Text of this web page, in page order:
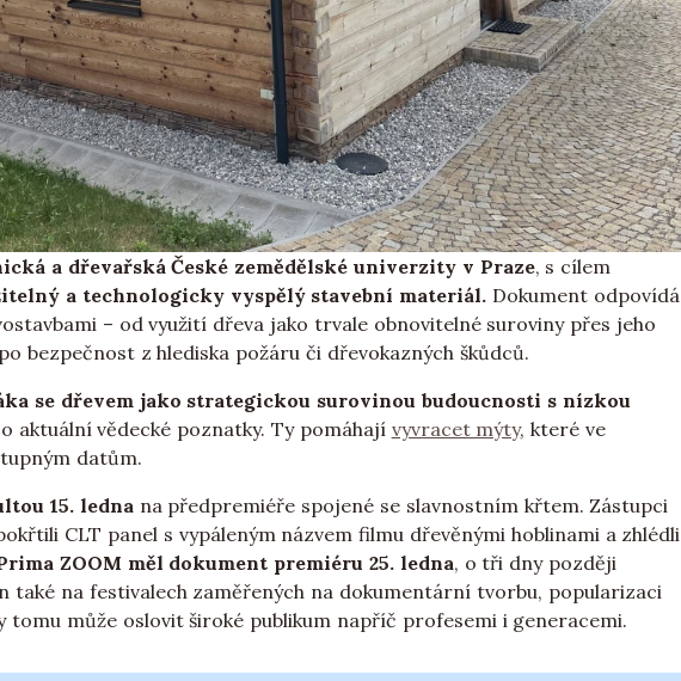
a dřevařská České zemědělské univerzity v Praze, s cílem
a technologicky vyspělý stavební materiál. Dokument odpovídá
– od využití dřeva jako trvale obnovitelné suroviny přes jeho
bezpečnost z hlediska požáru či dřevokazných škůdců.
se dřevem jako strategickou surovinou budoucnosti s nízkou
aktuální vědecké poznatky. Ty pomáhají vyvracet mýty, které ve
datům.
15. lednana předpremiéře spojené se slavnostním křtem. Zástupci
CLT panel s vypáleným názvem filmu dřevěnými hoblinami a zhlédli
ZOOM měl dokument premiéru 25. ledna, o tři dny později
také na festivalech zaměřených na dokumentární tvorbu, popularizaci
může oslovit široké publikum napříč profesemi i generacemi.